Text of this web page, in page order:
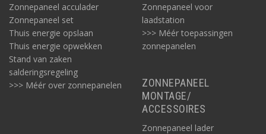
Zonnepaneel acculader
Zonnepaneel set
Thuis energie opslaan
Thuis energie opwekken
Stand van zaken
salderingsregeling
>>> Méér over zonnepanelen
Zonnepaneel voor
laadstation
>>> Méér toepassingen
zonnepanelen
ZONNEPANEEL
MONTAGE/
ACCESSOIRES
Zonnepaneel lader